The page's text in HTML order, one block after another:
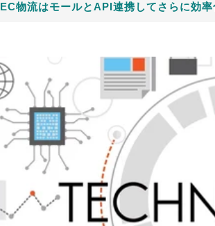
EC物流はモールとAPI連携してさらに効